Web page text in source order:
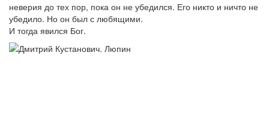
неверия до тех пор, пока он не убедился. Его никто и ничто не
убедило. Но он был с любящими.
И тогда явился Бог.